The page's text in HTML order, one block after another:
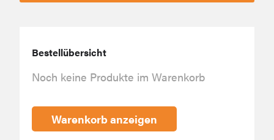
Bestellübersicht
Noch keine Produkte im Warenkorb
Warenkorb anzeigen